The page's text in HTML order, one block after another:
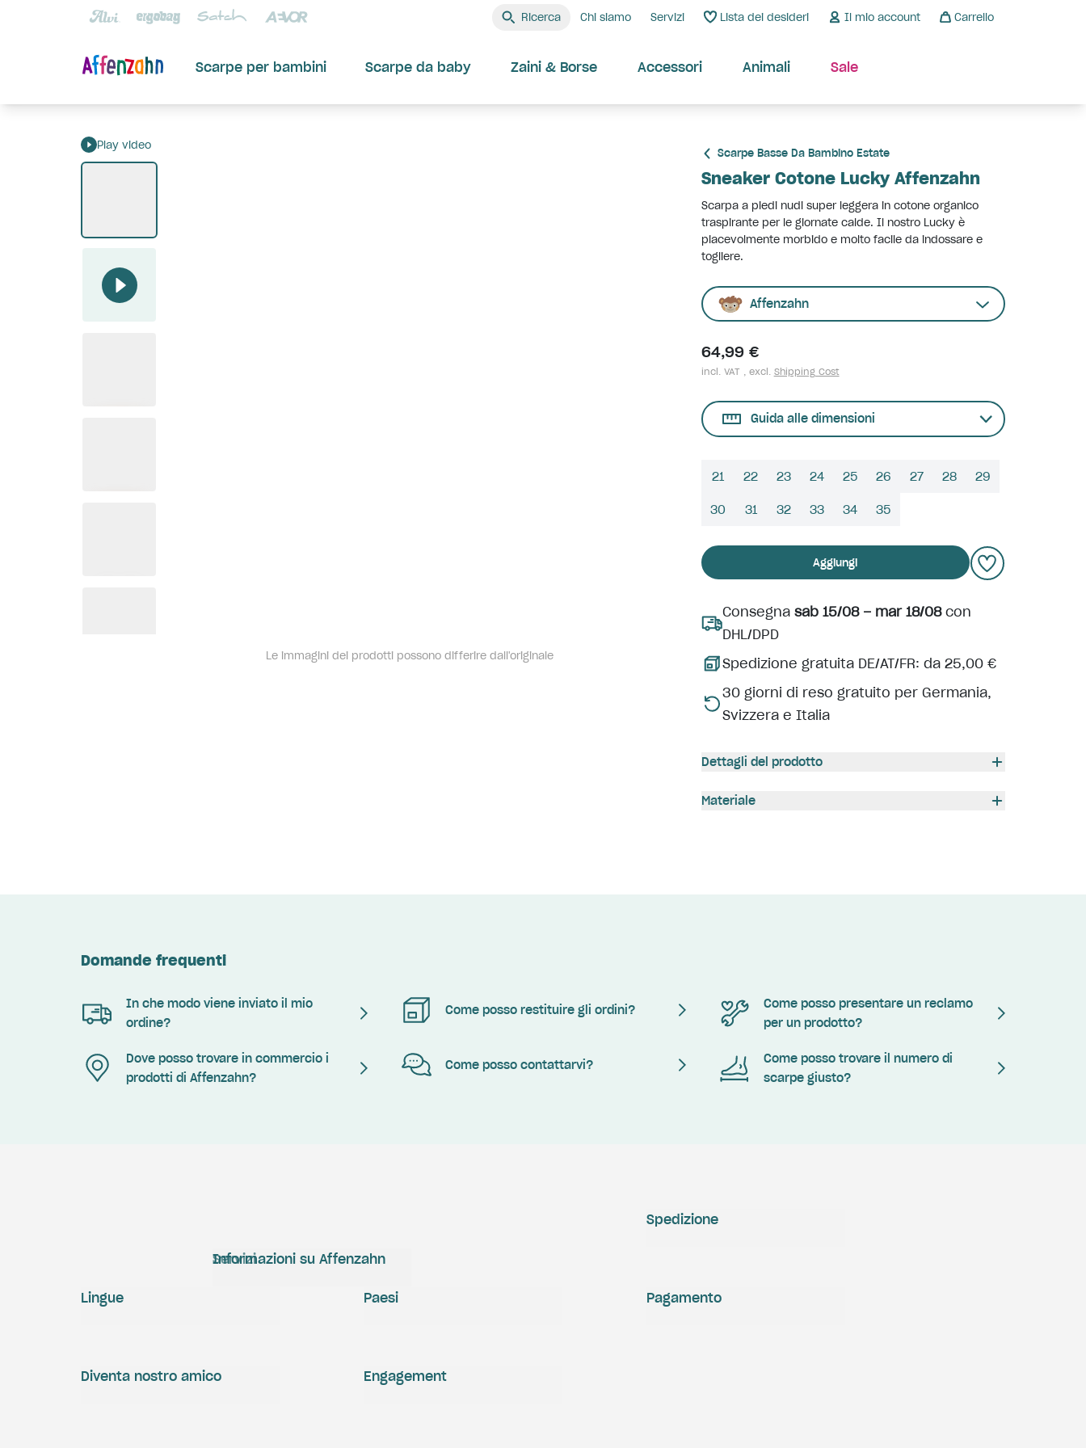
Ricerca Chi siamo Servizi Lista dei desideri Il mio account Carrello
Scarpe per bambini Scarpe da baby Zaini & Borse Accessori Animali Sale
Play video
Le immagini dei prodotti possono differire dall'originale
Scarpe Basse Da Bambino Estate
Sneaker Cotone Lucky Affenzahn
Scarpa a piedi nudi super leggera in cotone organico
traspirante per le giornate calde. Il nostro Lucky è
piacevolmente morbido e molto facile da indossare e
togliere.
Affenzahn
64,99 €
incl. VAT , excl. Shipping Cost
Guida alle dimensioni
21 22 23 24 25 26 27 28 29
30 31 32 33 34 35
Aggiungi
Consegna sab 15/08 – mar 18/08con
DHL/DPD
Spedizione gratuita DE/AT/FR: da 25,00 €
30 giorni di reso gratuito per Germania,
Svizzera e Italia
Dettagli del prodotto
Materiale
Domande frequenti
In che modo viene inviato il mio
ordine?
Come posso restituire gli ordini?
Come posso presentare un reclamo
per un prodotto?
Dove posso trovare in commercio i
prodotti di Affenzahn?
Come posso contattarvi?
Come posso trovare il numero di
scarpe giusto?
Servizi
Informazioni su Affenzahn
Spedizione
Pagamento
Engagement
Diventa nostro amico
Lingue Paesi